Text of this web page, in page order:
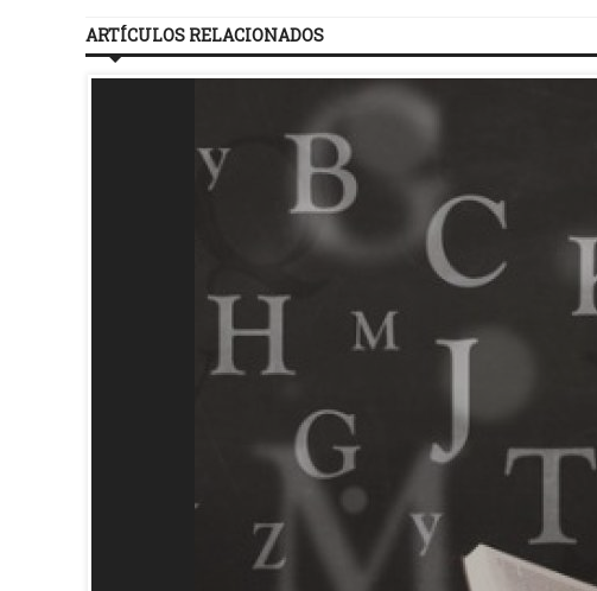
ARTÍCULOS RELACIONADOS